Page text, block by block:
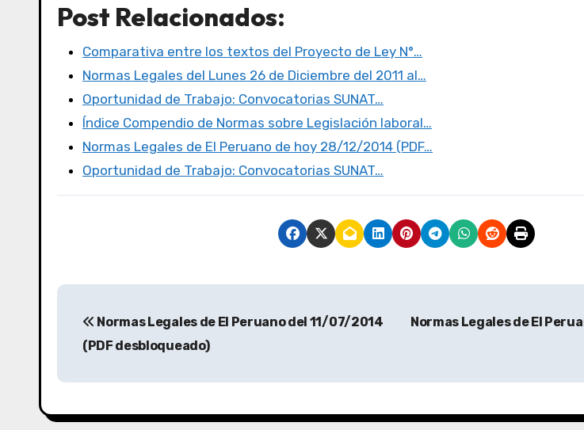
c
e
b
o
o
k
it
te
r
st
o
d
o
n
ail m
p
ar
tir
Post Relacionados:
Comparativa entre los textos del Proyecto de Ley N°…
Normas Legales del Lunes 26 de Diciembre del 2011 al…
Oportunidad de Trabajo: Convocatorias SUNAT…
Índice Compendio de Normas sobre Legislación laboral…
Normas Legales de El Peruano de hoy 28/12/2014 (PDF…
Oportunidad de Trabajo: Convocatorias SUNAT…
Normas Legales de El Peruano del 11/07/2014
(PDF desbloqueado)
Normas Legales de El